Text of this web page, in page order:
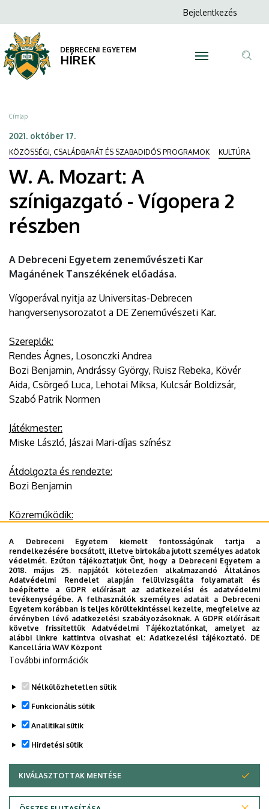
A.
Mozart:
színigazgató
Vígopera
részben
DEBRECENI
EGYETEM
a
tartalomra
Anonim
menüje
Bejelentkezés
DEBRECENI EGYETEM
HÍREK
Morzsa
Címlap
2021. október 17.
KÖZÖSSÉGI, CSALÁDBARÁT ÉS SZABADIDŐS PROGRAMOK KULTÚRA
W. A. Mozart: A
színigazgató - Vígopera 2
részben
A Debreceni Egyetem zeneművészeti Kar
Magánének Tanszékének előadása.
Vígoperával nyitja az Universitas-Debrecen
hangversenysorozatot a DE Zeneművészeti Kar.
Szereplők:
Rendes Ágnes, Losonczki Andrea
Bozi Benjamin, Andrássy György, Ruisz Rebeka, Kövér
Aida, Csörgeő Luca, Lehotai Miksa, Kulcsár Boldizsár,
Szabó Patrik Normen
Játékmester:
Miske László, Jászai Mari-díjas színész
Átdolgozta és rendezte:
Bozi Benjamin
Közreműködik:
Vezényel: Balogh József
Művészeti vezető:Mohos Nagy Éva
Időpont:2021. október 17. vasárnap 19.00 óra
Helyszín:Debreceni Egyetem Zeneművészeti Kar - Liszt
terem
Last update: 2021. 11. 22. 14:22
A Debreceni Egyetem kiemelt fontosságúnak tartja a
rendelkezésére bocsátott, illetve birtokába jutott személyes adatok
védelmét. Ezúton tájékoztatjuk Önt, hogy a Debreceni Egyetem a
2018. május 25. napjától kötelezően alkalmazandó Általános
Adatvédelmi Rendelet alapján felülvizsgálta folyamatait és
beépítette a GDPR előírásait az adatkezelési és adatvédelmi
tevékenységébe. A felhasználók személyes adatait a Debreceni
Egyetem korábban is teljes körültekintéssel kezelte, megfelelve az
érvényben lévő adatkezelési szabályozásoknak. A GDPR előírásait
követve frissítettük Adatvédelmi Tájékoztatónkat, amelyet az
alábbi linkre kattintva olvashat el:Adatkezelési tájékoztató. DE
Kancellária WAV Központ
További információk
Nélkülözhetetlen sütik
Funkcionális sütik
Analitikai sütik
Hirdetési sütik
KIVÁLASZTOTTAK MENTÉSE
WITHDRAW CONSENT